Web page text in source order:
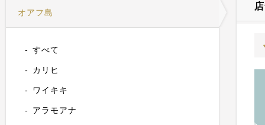
オアフ島
すべて
カリヒ
ワイキキ
アラモアナ